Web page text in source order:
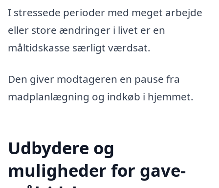
I stressede perioder med meget arbejde
eller store ændringer i livet er en
måltidskasse særligt værdsat.
Den giver modtageren en pause fra
madplanlægning og indkøb i hjemmet.
Udbydere og
muligheder for gave-